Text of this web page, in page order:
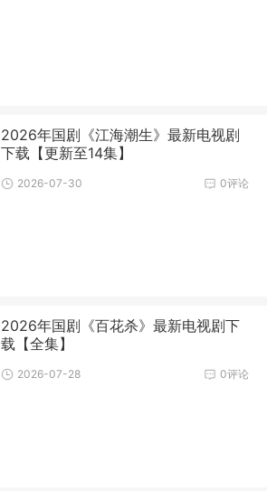
2026年国剧《江海潮生》最新电视剧
下载【更新至14集】
0评论
2026-07-30
2026年国剧《百花杀》最新电视剧下
载【全集】
0评论
2026-07-28